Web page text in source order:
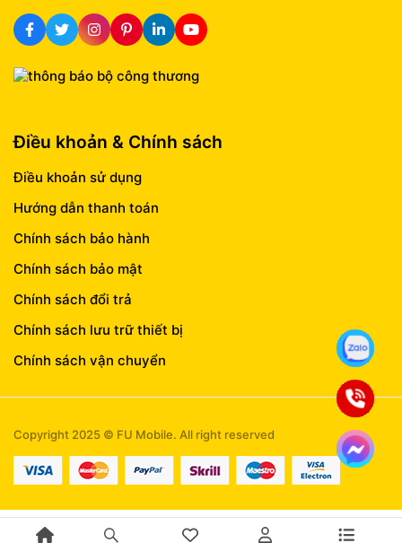
Điều khoản & Chính sách
Điều khoản sử dụng
Hướng dẫn thanh toán
Chính sách bảo hành
Chính sách bảo mật
Chính sách đổi trả
Chính sách lưu trữ thiết bị
Chính sách vận chuyển
Copyright 2025 © FU Mobile. All right reserved